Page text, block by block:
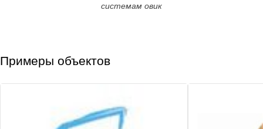
системам овик
Примеры объектов